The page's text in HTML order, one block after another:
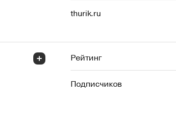
thurik.ru
Рейтинг
Подписчиков